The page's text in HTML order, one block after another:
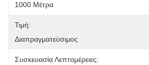
1000 Μέτρα
Τιμή:
Διαπραγματεύσιμος
Συσκευασία Λεπτομέρειες: